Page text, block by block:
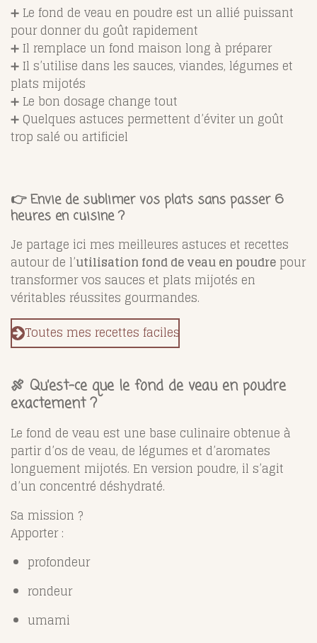
➕ Le fond de veau en poudre est un allié puissant
pour donner du goût rapidement
➕ Il remplace un fond maison long à préparer
➕ Il s’utilise dans les sauces, viandes, légumes et
plats mijotés
➕ Le bon dosage change tout
➕ Quelques astuces permettent d’éviter un goût
trop salé ou artificiel
👉 Envie de sublimer vos plats sans passer 6
heures en cuisine ?
Je partage ici mes meilleures astuces et recettes
autour de l’utilisation fond de veau en poudre pour
transformer vos sauces et plats mijotés en
véritables réussites gourmandes.
Toutes mes recettes faciles
🍖 Qu’est-ce que le fond de veau en poudre
exactement ?
Le fond de veau est une base culinaire obtenue à
partir d’os de veau, de légumes et d’aromates
longuement mijotés. En version poudre, il s’agit
d’un concentré déshydraté.
Sa mission ?
Apporter :
profondeur
rondeur
umami